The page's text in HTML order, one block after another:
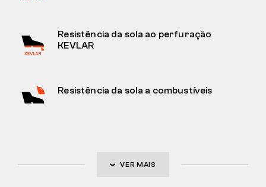
Resistência da sola ao perfuração
KEVLAR
Resistência da sola a combustíveis
VER MAIS